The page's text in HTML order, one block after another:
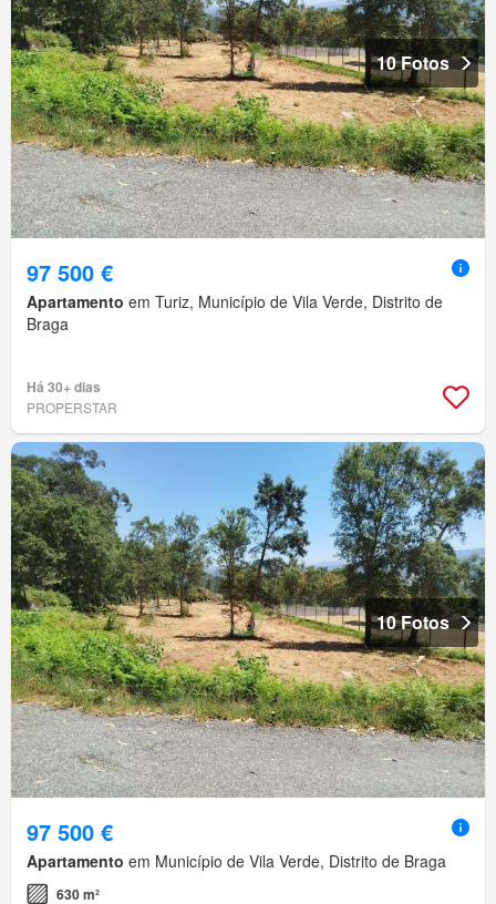
10 Fotos
97 500 €
Apartamento em Turiz, Município de Vila Verde, Distrito de
Braga
Há 30+ dias
PROPERSTAR
10 Fotos
97 500 €
Apartamento em Município de Vila Verde, Distrito de Braga
630 m²